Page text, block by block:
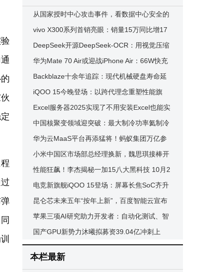
从国家授时中心攻击事件，看数据中心安全的
底层逻辑与实践路径
vivo X300系列首销亮眼：销量15万同比增17
0%，产品经理透露实际量或更高
DeepSeek开源DeepSeek-OCR：用视觉压缩
新招，为长文本处理降本增效
华为Mate 70 Air或迎战iPhone Air：66W快充
加持，配置亮点抢先看
Backblaze十余年追踪：现代机械硬盘寿命延
长，故障率降低至旧款三分之一
iQOO 15今晚登场：以跨代理念重塑性能旗
舰，带来极致体验盛宴
Excel服务器2025实现了不用安装Excel也能实
现Excel共享
中国核聚变领域迎突破：最大制冷功率氦制冷
机成功启机并稳定运行
华为云MaaS平台再添猛将！蚂蚁集团万亿参
数Ling-1T模型上架，专属部署释放强劲能力
小米中国区市场部总经理换新，魏思琪接棒开
启市场新征程
性能狂飙！李杰揭秘一加15八大黑科技 10月2
7日携性能Ultra强势登场
电竞新旗舰iQOO 15登场：屏幕长焦SoC齐升
级，定价略有上浮
昆仑芯未来五年“按年上新”，百度智能云宣布
打造最硬AI云
苹果三项AI研究助力开发者：自动化测试、智
能纠错、缺陷预判齐发力
国产GPU新势力沐曦拟募资39.04亿冲刺上
市，多款新品对标国际巨头
本栏最新